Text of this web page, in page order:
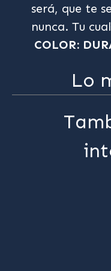
será, que te
nunca. Tu
COLOR:
Lo